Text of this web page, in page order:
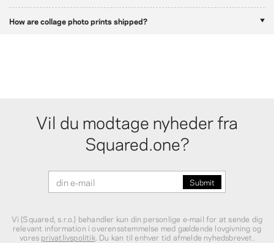
How are collage photo prints shipped?
Vil du modtage nyheder fra
Squared.one?
Vi (Squared, s.r.o.) behandler kun din personlige e‑mail for at sende dig
relevant information i overensstemmelse med gældende lovgivning og
vores privatlivspolitik. Du kan til enhver tid afmelde nyhedsbrevet.